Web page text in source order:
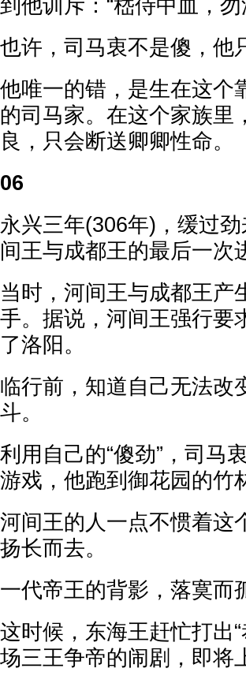
到他训斥：“嵇侍中血，勿
也许，司马衷不是傻，他
他唯一的错，是生在这个
的司马家。在这个家族里
良，只会断送卿卿性命。
06
永兴三年(306年)，缓过
间王与成都王的最后一次
当时，河间王与成都王产
手。据说，河间王强行要
了洛阳。
临行前，知道自己无法改
斗。
利用自己的“傻劲”，司马
游戏，他跑到御花园的竹
河间王的人一点不惯着这
扬长而去。
一代帝王的背影，落寞而
这时候，东海王赶忙打出
场三王争帝的闹剧，即将